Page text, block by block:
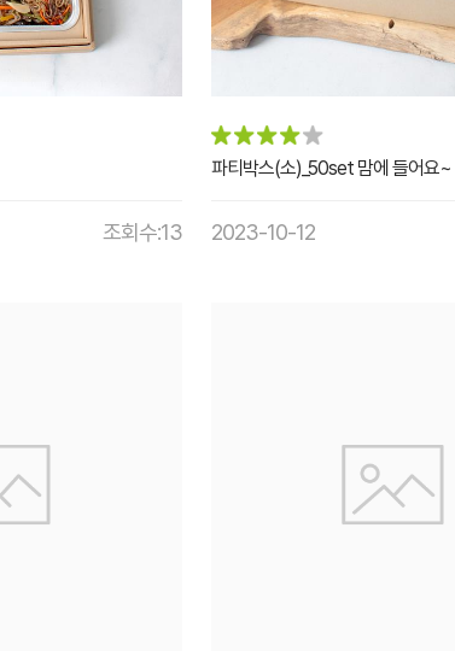
조회수:13
파티박스(소)_50set 맘에 들어요~
2023-10-12